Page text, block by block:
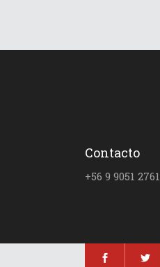
Contacto
+56 9 9051 2761